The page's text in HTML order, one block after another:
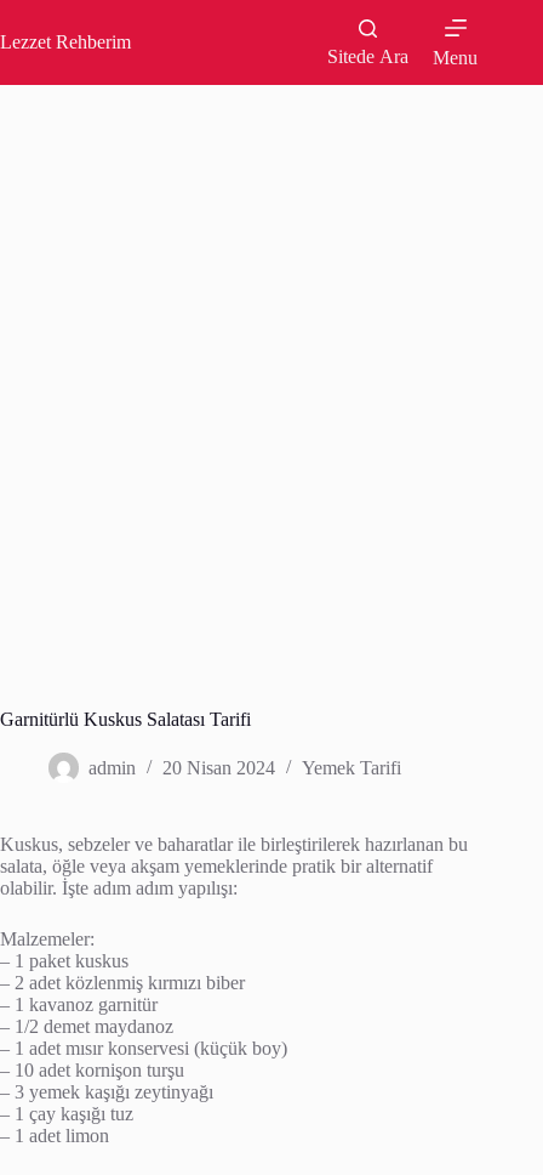
to
content
Lezzet Rehberim
Sitede Ara Menu
Garnitürlü Kuskus Salatası Tarifi
admin 20 Nisan 2024 Yemek Tarifi
Kuskus, sebzeler ve baharatlar ile birleştirilerek hazırlanan bu
salata, öğle veya akşam yemeklerinde pratik bir alternatif
olabilir. İşte adım adım yapılışı:
Malzemeler:
– 1 paket kuskus
– 2 adet közlenmiş kırmızı biber
– 1 kavanoz garnitür
– 1/2 demet maydanoz
– 1 adet mısır konservesi (küçük boy)
– 10 adet kornişon turşu
– 3 yemek kaşığı zeytinyağı
– 1 çay kaşığı tuz
– 1 adet limon